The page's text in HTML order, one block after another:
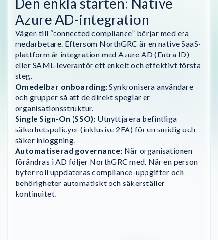
Den enkla starten: Native
Azure AD-integration
Vägen till “connected compliance” börjar med era
medarbetare. Eftersom NorthGRC är en native SaaS-
plattform är integration med Azure AD (Entra ID)
eller SAML-leverantör ett enkelt och effektivt första
steg.
Omedelbar onboarding: Synkronisera användare
och grupper så att de direkt speglar er
organisationsstruktur.
Single Sign-On (SSO): Utnyttja era befintliga
säkerhetspolicyer (inklusive 2FA) för en smidig och
säker inloggning.
Automatiserad governance: När organisationen
förändras i AD följer NorthGRC med. När en person
byter roll uppdateras compliance-uppgifter och
behörigheter automatiskt och säkerställer
kontinuitet.